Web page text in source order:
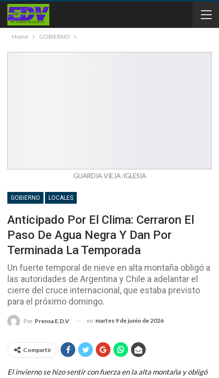
Home GOBIERNO
GUARDIA VIEJA-IGLESIA
GOBIERNO LOCALES
Anticipado Por El Clima: Cerraron El
Paso De Agua Negra Y Dan Por
Terminada La Temporada
Un fuerte temporal de nieve en alta montaña obligó a
las autoridades de Argentina y Chile a adelantar el
cierre del cruce internacional, que estaba previsto
para el próximo domingo.
Por Prensa E.D.V en martes 9 de junio de 2026
Compartir
El invierno se hizo sentir con fuerza en la alta montaña y obligó